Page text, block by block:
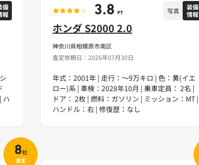
ハ
備
報
神奈川県相模原市南区
査定依頼日：2026年07月30日
ホンダ S2000 2.0
年式：2001年 | 走行：～9万キロ | 色：黄(イエ
ロー)系 | 車検：2028年10月 | 乗車定員： 2名 |
ドア： 2枚 | 燃料：ガソリン | ミッション：MT |
ハンドル：右 | 修復歴：なし
3.8 PT 写真
装備
情報
8社
査定